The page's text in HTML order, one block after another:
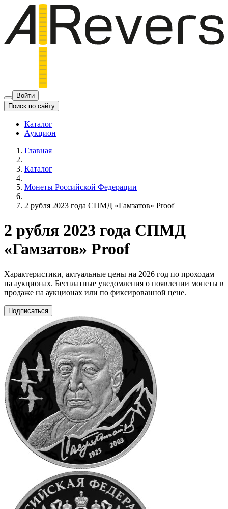
Войти
Поиск по сайту
Каталог
Аукцион
Главная
Каталог
Монеты Российской Федерации
2 рубля 2023 года СПМД «Гамзатов» Proof
2 рубля 2023 года СПМД
«Гамзатов» Proof
Характеристики, актуальные цены на 2026 год по проходам
на аукционах. Бесплатные уведомления о появлении монеты в
продаже на аукционах или по фиксированной цене.
Подписаться